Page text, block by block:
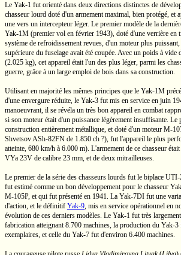
Le Yak-1 fut orienté dans deux directions distinctes de
chasseur lourd doté d'un armement maximal, bien protégé, et
une vers un intercepteur léger. Le premier modèle de la
Yak-1M (premier vol en février 1943), doté d'une verrière en
système de refroidissement revues, d'un moteur plus
supérieure du fuselage avait été coupée. Avec un poids à vide
(2.025 kg), cet appareil était l'un des plus léger, parmi les
guerre, grâce à un large emploi de bois dans sa construction.
Utilisant en majorité les mêmes principes que le Yak-1M
d'une envergure réduite, le Yak-3 fut mis en service en juin
manoeuvrant, il se révéla un très bon appareil en combat
si son moteur était d'un puissance légèrement insuffisante. Le
construction entièrement métallique, et doté d'un moteur M-
ShvetsovASh-82FN de 1.850 ch ?), fut l'appareil le plus
atteinte, 680 km/h à 6.000 m). L'armement de ce chasseur
VYa 23V de calibre 23 mm, et de deux mitrailleuses.
Le premier de la série des chasseurs lourds fut le biplace UTI-
fut estimé comme un bon développement pour le chasseur
M-105P, et qui fut présenté en 1941. La Yak-7DI fut une
d'action, et le définitif Yak-9, mis en service opérationnel en
évolution de ces derniers modèles. Le Yak-1 fut très
fabrication atteignant8.700 machines, la production du Yak-3
exemplaires, et celle du Yak-7 fut d'environ 6.400 machines.